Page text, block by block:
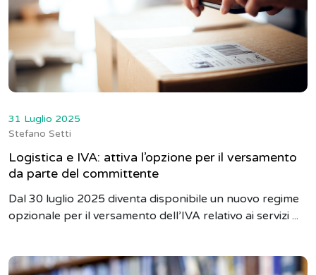
31 Luglio 2025
Stefano Setti
Logistica e IVA: attiva l’opzione per il versamento
da parte del committente
Dal 30 luglio 2025 diventa disponibile un nuovo regime
opzionale per il versamento dell’IVA relativo ai servizi ...